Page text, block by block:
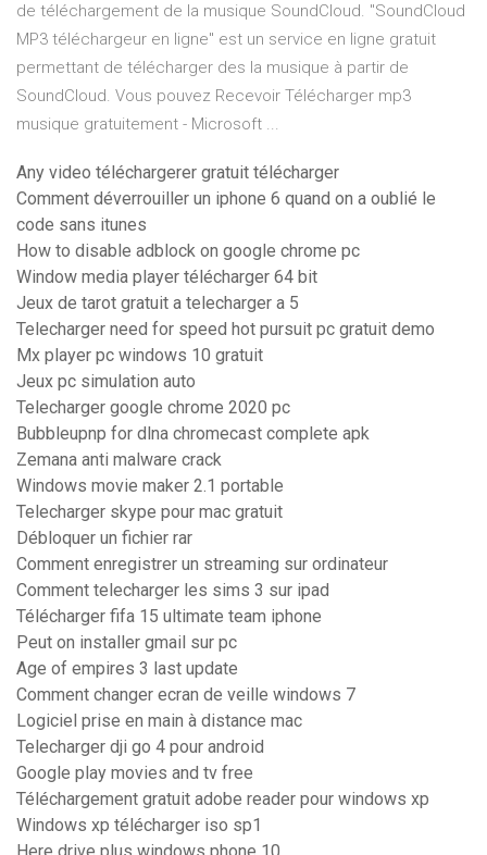
de téléchargement de la musique SoundCloud. "SoundCloud
MP3 téléchargeur en ligne" est un service en ligne gratuit
permettant de télécharger des la musique à partir de
SoundCloud. Vous pouvez Recevoir Télécharger mp3
musique gratuitement - Microsoft ...
Any video téléchargerer gratuit télécharger
Comment déverrouiller un iphone 6 quand on a oublié le
code sans itunes
How to disable adblock on google chrome pc
Window media player télécharger 64 bit
Jeux de tarot gratuit a telecharger a 5
Telecharger need for speed hot pursuit pc gratuit demo
Mx player pc windows 10 gratuit
Jeux pc simulation auto
Telecharger google chrome 2020 pc
Bubbleupnp for dlna chromecast complete apk
Zemana anti malware crack
Windows movie maker 2.1 portable
Telecharger skype pour mac gratuit
Débloquer un fichier rar
Comment enregistrer un streaming sur ordinateur
Comment telecharger les sims 3 sur ipad
Télécharger fifa 15 ultimate team iphone
Peut on installer gmail sur pc
Age of empires 3 last update
Comment changer ecran de veille windows 7
Logiciel prise en main à distance mac
Telecharger dji go 4 pour android
Google play movies and tv free
Téléchargement gratuit adobe reader pour windows xp
Windows xp télécharger iso sp1